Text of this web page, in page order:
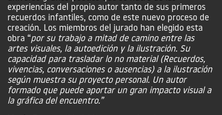
experiencias del propio autor tanto de sus primeros
recuerdos infantiles, como de este nuevo proceso de
creación. Los miembros del jurado han elegido esta
obra “por su trabajo a mitad de camino entre las
artes visuales, la autoedición y la ilustración. Su
capacidad para trasladar lo no material (Recuerdos,
vivencias, conversaciones o ausencias) a la ilustración
según muestra su proyecto personal. Un autor
formado que puede aportar un gran impacto visual a
la gráfica del encuentro.”